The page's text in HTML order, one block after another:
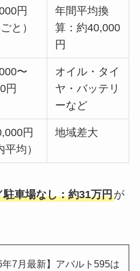
円
と）
年間平均換
算：約40,000
円
〜
円
オイル・タイ
ヤ・バッテリ
ーなど
円
平均）
地域差大
車場なし：約31万円が
年7月最新】アバルト595は